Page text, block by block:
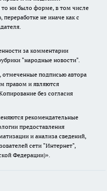
ни было форме, в том числе
не иначе как с
за комментарии
"народные новости".
отмеченные подписью автора
правом и являются
без согласия
рекомендательные
предоставления
и анализа сведений,
сети "Интернет",
Федерации)».